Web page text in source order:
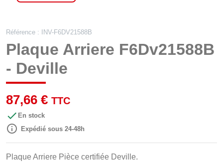
Référence : INV-F6DV21588B
Plaque Arriere F6Dv21588B
- Deville
87,66 € TTC
 En stock
 Expédié sous 24-48h
Plaque Arriere Pièce certifiée Deville.